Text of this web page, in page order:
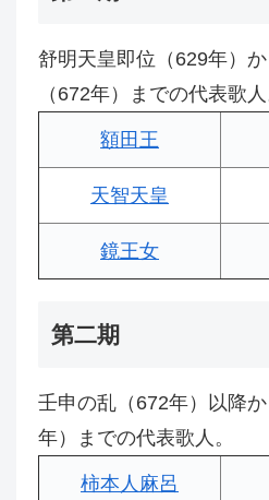
舒明天皇即位（629年）
（672年）までの代表歌人
額田王
天智天皇
鏡王女
第二期
壬申の乱（672年）以降
年）までの代表歌人。
柿本人麻呂